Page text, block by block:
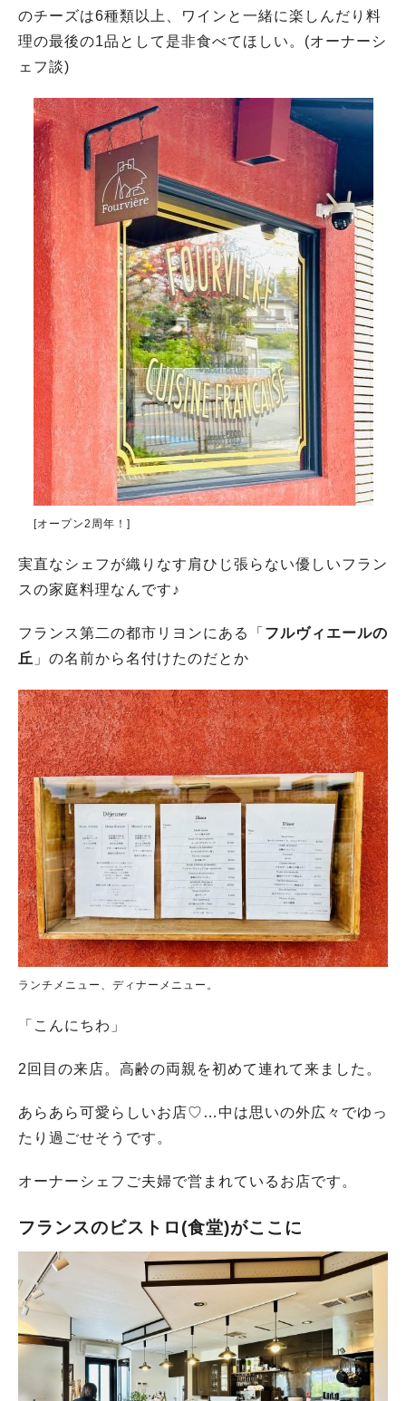
のチーズは6種類以上、ワインと一緒に楽しんだり料
理の最後の1品として是非食べてほしい。(オーナーシ
ェフ談)
[オープン2周年！]
実直なシェフが織りなす肩ひじ張らない優しいフラン
スの家庭料理なんです♪
フランス第二の都市リヨンにある「 フルヴィエールの
丘 」の名前から名付けたのだとか
ランチメニュー、ディナーメニュー。
「こんにちわ」
2回目の来店。高齢の両親を初めて連れて来ました。
あらあら可愛らしいお店♡…中は思いの外広々でゆっ
たり過ごせそうです。
オーナーシェフご夫婦で営まれているお店です。
フランスのビストロ(食堂)がここに